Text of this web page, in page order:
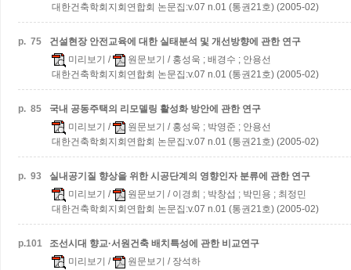
대한건축학회지회연합회 논문집:v.07 n.01 (통권21호) (2005-02)
p. 75
건설현장 안전교육에 대한 실태분석 및 개선방향에 관한 연구
미리보기 / 원문보기 / 홍성욱 ; 배경수 ; 안용선
대한건축학회지회연합회 논문집:v.07 n.01 (통권21호) (2005-02)
p. 85
국내 공동주택의 리모델링 활성화 방안에 관한 연구
미리보기 / 원문보기 / 홍성욱 ; 박영준 ; 안용선
대한건축학회지회연합회 논문집:v.07 n.01 (통권21호) (2005-02)
p. 93
실내공기질 향상을 위한 시공단계의 영향인자 분류에 관한 연구
미리보기 / 원문보기 / 이경희 ; 박창섭 ; 박민용 ; 최정민
대한건축학회지회연합회 논문집:v.07 n.01 (통권21호) (2005-02)
p.101
조선시대 향교·서원건축 배치특성에 관한 비교연구
미리보기 / 원문보기 / 장석하